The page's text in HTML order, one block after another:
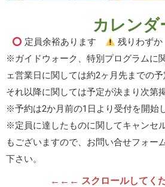
カレンダ
定員余裕あります 残りわず
※ガイドウォーク、特別プログラムに
ェ営業日に関しては約2ヶ月先までの予
それ以降に関しては予定が決まり次第
※予約は2か月前の1日より受付を開始
※定員に達したものに関してキャンセ
もございますので、お問い合せフォー
下さい。
←←← スクロールしてく